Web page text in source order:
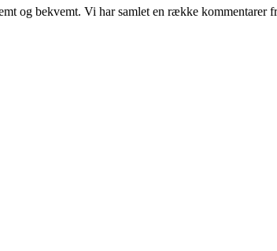
og bekvemt. Vi har samlet en række kommentarer